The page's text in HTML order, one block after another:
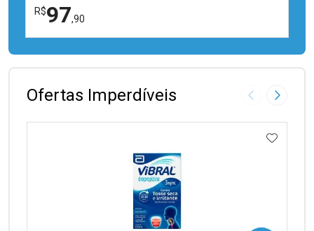
R$97,90
FECHAR
FECHAR
Ofertas Imperdíveis Imagem